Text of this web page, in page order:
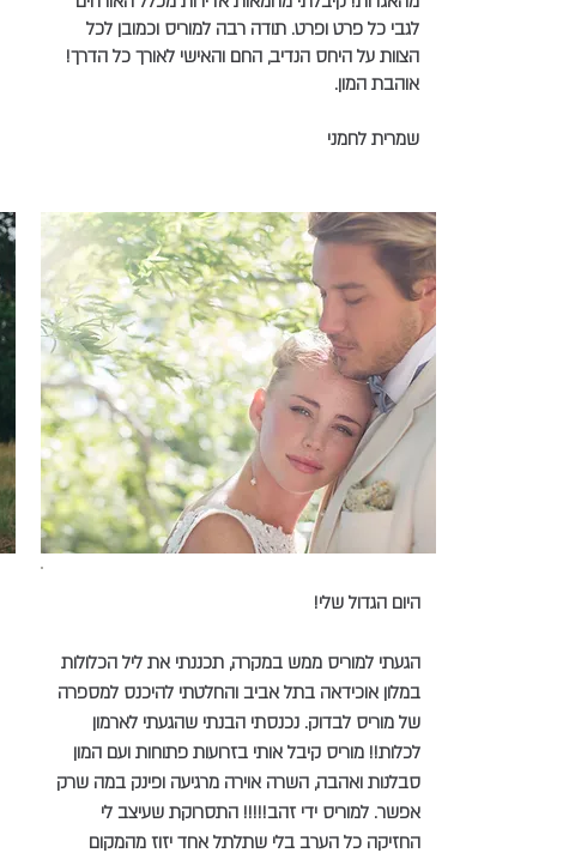
לגבי כל פרט ופרט. תודה רבה למוריס וכמובן לכל
הצוות על היחס הנדיב, החם והאישי לאורך כל הדרך!
אוהבת המון.
שמרית לחמני
היום הגדול שלי!
הגעתי למוריס ממש במקרה, תכננתי את ליל הכלולות
במלון אוכידאה בתל אביב והחלטתי להיכנס למספרה
של מוריס לבדוק. נכנסתי הבנתי שהגעתי לארמון
לכלות!! מוריס קיבל אותי בזרועות פתוחות ועם המון
סבלנות ואהבה, השרה אוירה מרגיעה ופינק במה שרק
אפשר. למוריס ידי זהב!!!!! התסרוקת שעיצב לי
החזיקה כל הערב בלי שתלתל אחד יזוז מהמקום